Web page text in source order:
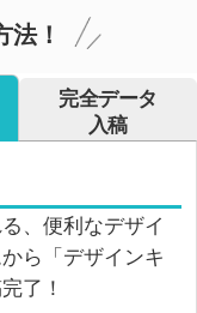
！
完全データ
入稿
、便利なデザイ
ら「デザインキ
了！